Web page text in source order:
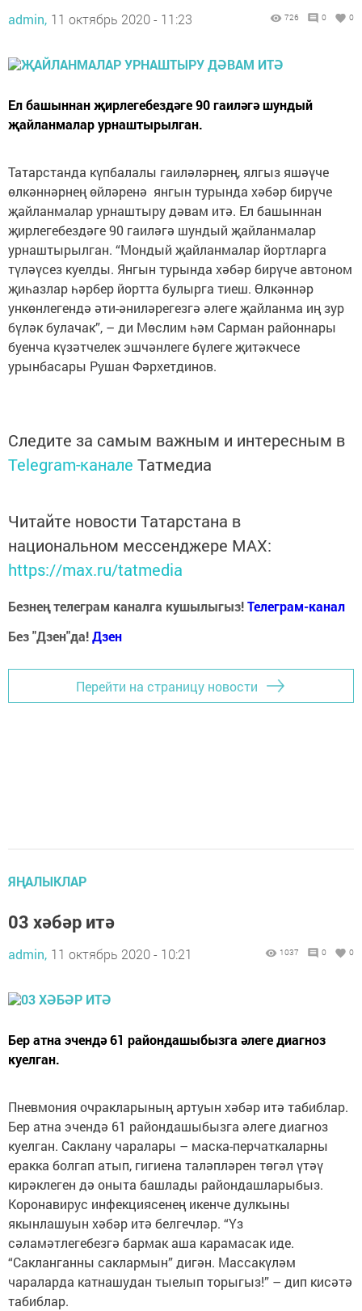
admin, 11 октябрь 2020 - 11:23 726 0 0
Ел башыннан җирлегебездәге 90 гаиләгә шундый
җайланмалар урнаштырылган.
Татарстанда күпбалалы гаиләләрнең, ялгыз яшәүче
өлкәннәрнең өйләренә янгын турында хәбәр бирүче
җайланмалар урнаштыру дәвам итә. Ел башыннан
җирлегебездәге 90 гаиләгә шундый җайланмалар
урнаштырылган. “Мондый җайланмалар йортларга
түләүсез куелды. Янгын турында хәбәр бирүче автоном
җиһазлар һәрбер йортта булырга тиеш. Өлкәннәр
ункөнлегендә әти-әниләрегезгә әлеге җайланма иң зур
бүләк булачак”, – ди Мөслим һәм Сарман районнары
буенча күзәтчелек эшчәнлеге бүлеге җитәкчесе
урынбасары Рушан Фәрхетдинов.
Следите за самым важным и интересным в
Telegram-канале Татмедиа
Читайте новости Татарстана в
национальном мессенджере MАХ:
https://max.ru/tatmedia
Безнең телеграм каналга кушылыгыз!Телеграм-канал
Без "Дзен"да!Дзен
Перейти на страницу новости
ЯҢАЛЫКЛАР
03 хәбәр итә
admin, 11 октябрь 2020 - 10:21 1037 0 0
Бер атна эчендә 61 райондашыбызга әлеге диагноз
куелган.
Пневмония очракларының артуын хәбәр итә табиблар.
Бер атна эчендә 61 райондашыбызга әлеге диагноз
куелган. Саклану чаралары – маска-перчаткаларны
еракка болгап атып, гигиена таләпләрен төгәл үтәү
кирәклеген дә оныта башлады райондашларыбыз.
Коронавирус инфекциясенең икенче дулкыны
якынлашуын хәбәр итә белгечләр. “Үз
сәламәтлегебезгә бармак аша карамасак иде.
“Сакланганны саклармын” дигән. Массакүләм
чараларда катнашудан тыелып торыгыз!” – дип кисәтә
табиблар.